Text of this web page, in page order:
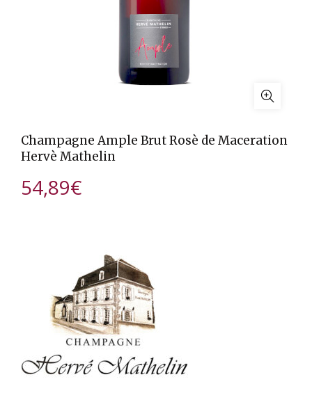
Champagne Ample Brut Rosè de Maceration
Hervè Mathelin
54,89€